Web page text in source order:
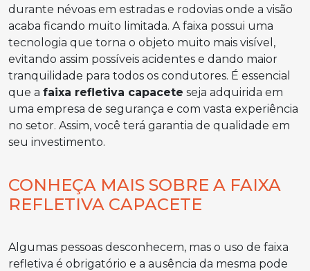
durante névoas em estradas e rodovias onde a visão
acaba ficando muito limitada. A faixa possui uma
tecnologia que torna o objeto muito mais visível,
evitando assim possíveis acidentes e dando maior
tranquilidade para todos os condutores. É essencial
que a faixa refletiva capacete seja adquirida em
uma empresa de segurança e com vasta experiência
no setor. Assim, você terá garantia de qualidade em
seu investimento.
CONHEÇA MAIS SOBRE A FAIXA
REFLETIVA CAPACETE
Algumas pessoas desconhecem, mas o uso de faixa
refletiva é obrigatório e a ausência da mesma pode